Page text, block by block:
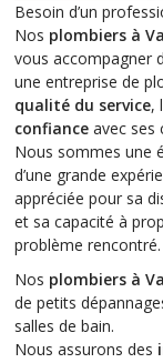
Besoin d’un
Nos plombiers à
vous accompagner
une entreprise de
qualité du service,
confiance avec ses
Nous sommes une
d’une grande
appréciée pour sa
et sa capacité à
problème rencontré.
Nos plombiers à
de petits
salles de bain.
Nous assurons des